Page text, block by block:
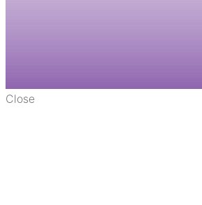
Close